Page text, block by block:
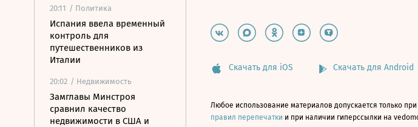
20:11 / Политика
Испания ввела временный
контроль для
путешественников из
Италии
20:02 / Недвижимость
Замглавы Минстроя
сравнил качество
недвижимости в США и
Скачать для iOS Скачать для Android
Любое использование материалов допускается только
правил перепечатки и при наличии гиперссылки на